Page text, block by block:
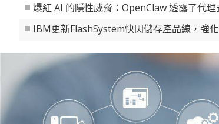
爆紅 AI 的隱性威脅：OpenClaw 透露了代理
IBM更新FlashSystem快閃儲存產品線，強